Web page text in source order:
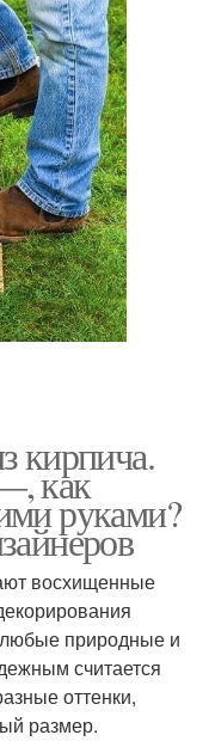
кирпича.
как
руками?
восхищенные
природные и
считается
оттенки,
размер.